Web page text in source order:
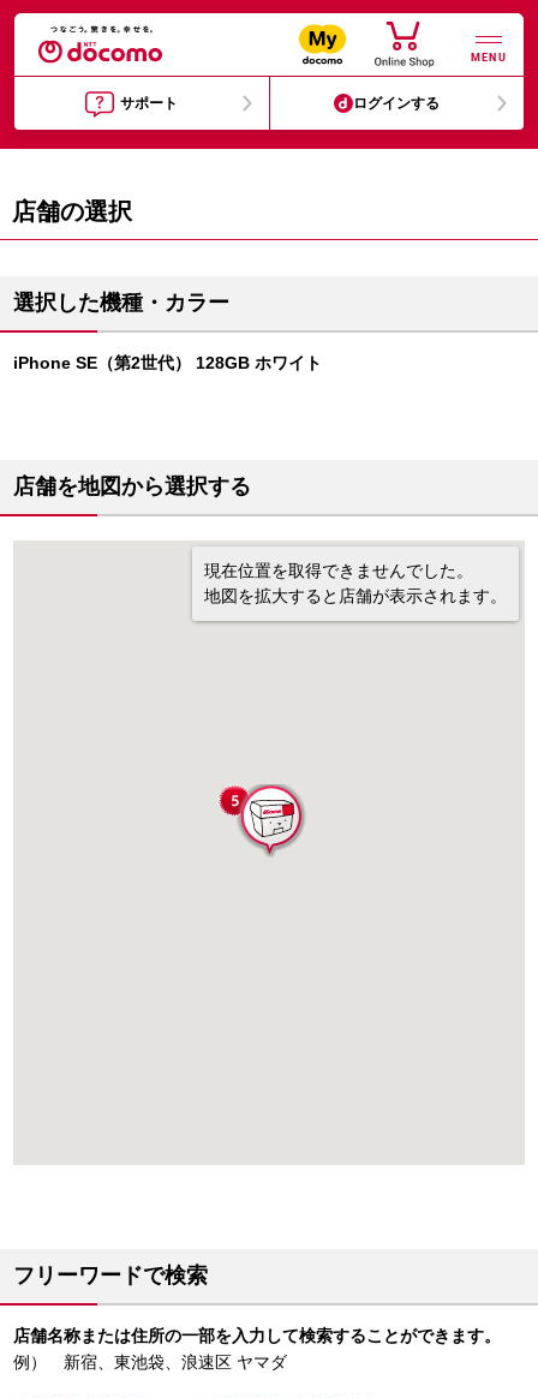
MENU
サポート ログインする
店舗の選択
選択した機種・カラー
iPhone SE（第2世代） 128GB ホワイト
店舗を地図から選択する
現在位置を取得できませんでした。
地図を拡大すると店舗が表示されます。
フリーワードで検索
店舗名称または住所の一部を入力して検索することができます。
例） 新宿、東池袋、浪速区 ヤマダ